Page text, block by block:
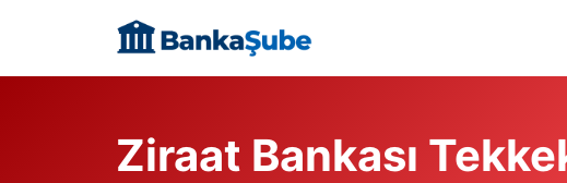
content
Ziraat Bankası